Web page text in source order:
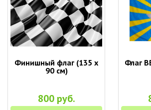
Финишный флаг (135 х
90 см)
800 руб.
Флаг